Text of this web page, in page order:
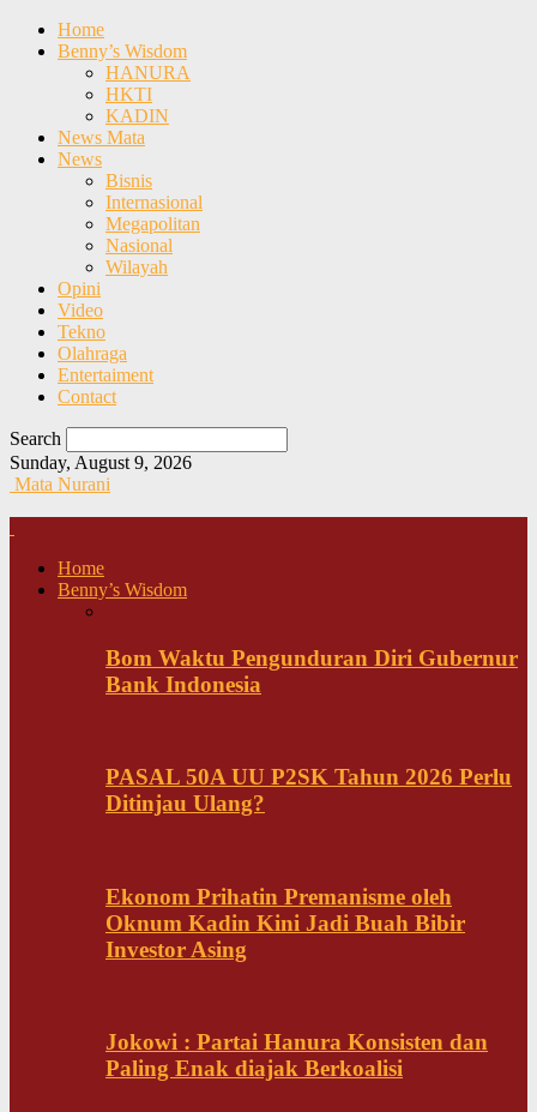
Home
Benny’s Wisdom
HANURA
HKTI
KADIN
News Mata
News
Bisnis
Internasional
Megapolitan
Nasional
Wilayah
Opini
Video
Tekno
Olahraga
Entertaiment
Contact
Search
Sunday, August 9, 2026
Mata Nurani
Home
Benny’s Wisdom
Bom Waktu Pengunduran Diri Gubernur
Bank Indonesia
PASAL 50A UU P2SK Tahun 2026 Perlu
Ditinjau Ulang?
Ekonom Prihatin Premanisme oleh
Oknum Kadin Kini Jadi Buah Bibir
Investor Asing
Jokowi : Partai Hanura Konsisten dan
Paling Enak diajak Berkoalisi